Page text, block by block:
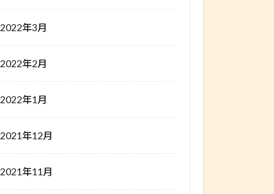
2022年3月
2022年2月
2022年1月
2021年12月
2021年11月